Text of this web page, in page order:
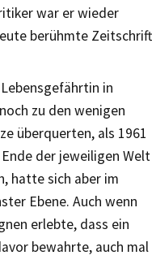
war er wieder
berühmte Zeitschrift
in
zu den wenigen
überquerten, als 1961
der jeweiligen Welt
hatte sich aber im
Ebene. Auch wenn
erlebte, dass ein
bewahrte, auch mal